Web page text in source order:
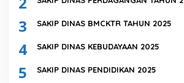
3 SAKIP DINAS BMCKTR TAHUN 2025
4 SAKIP DINAS KEBUDAYAAN 2025
5 SAKIP DINAS PENDIDIKAN 2025